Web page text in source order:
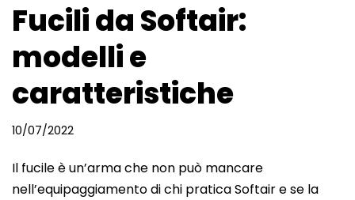
Fucili da Softair:
modelli e
caratteristiche
10/07/2022
Il fucile è un’arma che non può mancare
nell’equipaggiamento di chi pratica Softair e se la